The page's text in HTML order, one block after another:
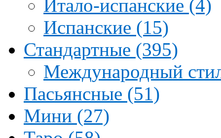
Итало-испанские (4)
Испанские (15)
Стандартные (395)
Международный
Пасьянсные (51)
Мини (27)